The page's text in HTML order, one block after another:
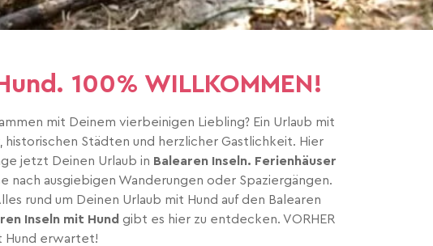
100% WILLKOMMEN!
mit Deinem vierbeinigen Liebling? Ein Urlaub mit
Städten und herzlicher Gastlichkeit. Hier
jetzt Deinen Urlaub in Balearen Inseln. Ferienhäuser
nach ausgiebigen Wanderungen oder Spaziergängen.
rund um Deinen Urlaub mit Hund auf den Balearen
Inseln mit Hund gibt es hier zu entdecken. VORHER
Hund erwartet!